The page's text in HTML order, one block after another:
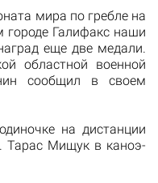
мира по гребле на
городе Галифакс наши
еще две медали.
областной военной
сообщил в своем
на дистанции
Тарас Мищук в каноэ-